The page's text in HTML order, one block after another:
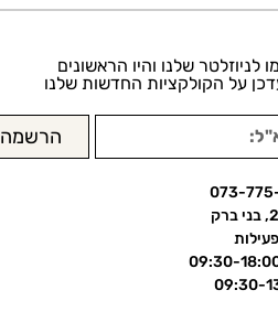
לניוזלטר שלנו והיו הראשונים
על הקולקציות החדשות שלנו
הרשמה
073-